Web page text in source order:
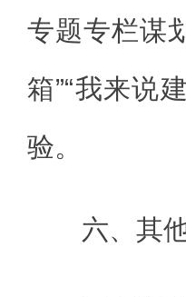
专题专栏谋
箱”“我来说
验。
六、其